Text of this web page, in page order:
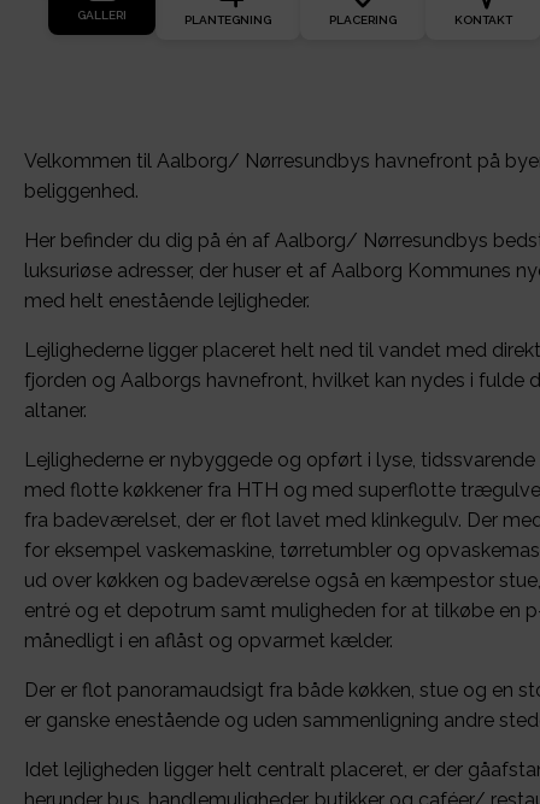
GALLERI PLANTEGNING PLACERING KONTAKT
Velkommen til Aalborg/ Nørresundbys havnefront på
beliggenhed.
Her befinder du dig på én af Aalborg/ Nørresundbys
luksuriøse adresser, der huser et af Aalborg Kommunes
med helt enestående lejligheder.
Lejlighederne ligger placeret helt ned til vandet med
fjorden og Aalborgs havnefront, hvilket kan nydes i fulde
altaner.
Lejlighederne er nybyggede og opført i lyse,
med flotte køkkener fra HTH og med superflotte
fra badeværelset, der er flot lavet med klinkegulv. Der
for eksempel vaskemaskine, tørretumbler og
ud over køkken og badeværelse også en kæmpestor
entré og et depotrum samt muligheden for at tilkøbe en
månedligt i en aflåst og opvarmet kælder.
Der er flot panoramaudsigt fra både køkken, stue og en
er ganske enestående og uden sammenligning andre
Idet lejligheden ligger helt centralt placeret, er der